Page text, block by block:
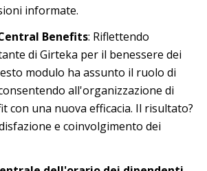
informate.
Benefits: Riflettendo
di Girteka per il benessere dei
modulo ha assunto il ruolo di
all'organizzazione di
con una nuova efficacia. Il risultato?
e coinvolgimento dei